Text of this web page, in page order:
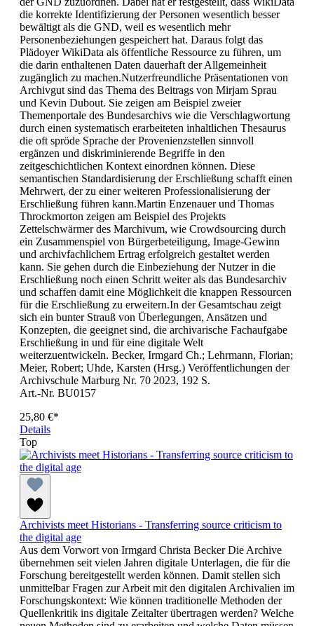
die korrekte Identifizierung der Personen wesentlich besser
bewältigt als die GND, weil es wesentlich mehr
Personenbeziehungen gespeichert hat. Daraus folgt das
Plädoyer WikiData als öffentliche Ressource zu führen, um
die darin enthaltenen Daten dauerhaft der Allgemeinheit
zugänglich zu machen.Nutzerfreundliche Präsentationen von
Archivgut sind das Thema des Beitrags von Mirjam Sprau
und Kevin Dubout. Sie zeigen am Beispiel zweier
Themenportale des Bundesarchivs wie die Verschlagwortung
durch einen systematisch erarbeiteten inhaltlichen Thesaurus
die oft spröde Sprache der Provenienzstellen sinnvoll
ergänzen und diskriminierende Begriffe in den
zeitgeschichtlichen Kontext einordnen können. Diese
semantischen Standardisierung der Erschließung schafft einen
Mehrwert, der zu einer weiteren Professionalisierung der
Erschließung führen kann.Martin Enzenauer und Thomas
Throckmorton zeigen am Beispiel des Projekts
Zettelschwärmer des Marchivum, wie Crowdsourcing durch
ein Zusammenspiel von Bürgerbeteiligung, Image-Gewinn
und archivfachlichem Ertrag erfolgreich gestaltet werden
kann. Sie gehen durch die Einbeziehung der Nutzer in die
Erschließung noch einen Schritt weiter als das Bundesarchiv
und schaffen damit eine Möglichkeit die knappen Ressourcen
für die Erschließung zu erweitern.In der Gesamtschau zeigt
sich ein bunter Strauß von Überlegungen, Ansätzen und
Konzepten, die geeignet sind, die archivarische Fachaufgabe
Erschließung in und für eine digitale Welt
weiterzuentwickeln. Becker, Irmgard Ch.; Lehrmann, Florian;
Meier, Robert; Uhde, Karsten (Hrsg.) Veröffentlichungen der
Archivschule Marburg Nr. 70 2023, 192 S.
Art.-Nr. BU0157
25,80 €*
Details
Top
Archivists meet Historians - Transferring source criticism to
the digital age
Aus dem Vorwort von Irmgard Christa Becker Die Archive
übernehmen seit vielen Jahren digitale Unterlagen, die für die
Forschung bereitgestellt werden können. Damit stellen sich
unmittelbar Fragen zur Arbeit mit den digitalen Archivalien im
Forschungskontext: Wie können traditionelle Methoden der
Quellenkritik ins digitale Zeitalter übertragen werden? Welche